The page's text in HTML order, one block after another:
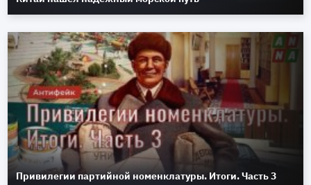
Привилегии партийной номенклатуры. Итоги. Часть 3